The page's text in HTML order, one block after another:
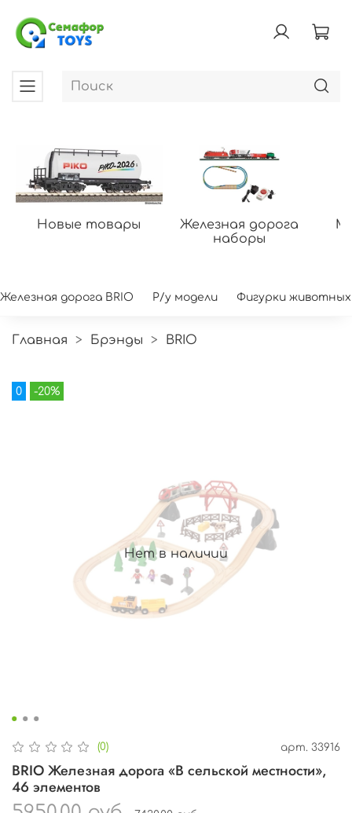
Новые товары
Железная дорога
наборы
Железная дорога BRIO Р/у модели Фигурки животных
Главная Брэнды BRIO
Нет в наличии
0 -20%
(0) арт. 33916
BRIO Железная дорога «В сельской местности»,
46 элементов